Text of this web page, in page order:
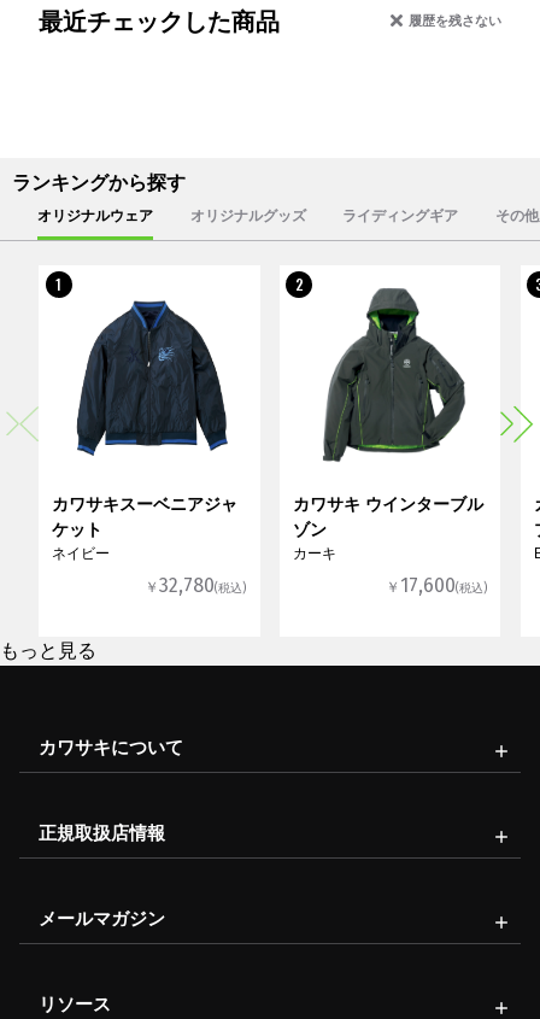
最近チェックした商品 履歴を残さない
ランキングから探す
オリジナルウェア オリジナルグッズ ライディングギア その
1
カワサキスーベニアジャ
ケット
ネイビー
￥32,780(税込)
2
カワサキ ウインターブル
ゾン
カーキ
￥ 17,600(税込)
もっと見る
カワサキについて
正規取扱店情報
メールマガジン
リソース